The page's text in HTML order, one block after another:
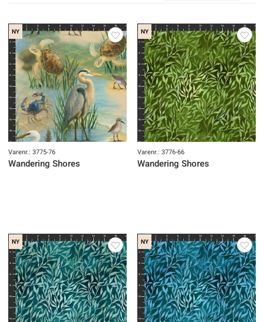
NY
Varenr.: 3775-76
Wandering Shores
NY
Varenr.: 3776-66
Wandering Shores
NY NY